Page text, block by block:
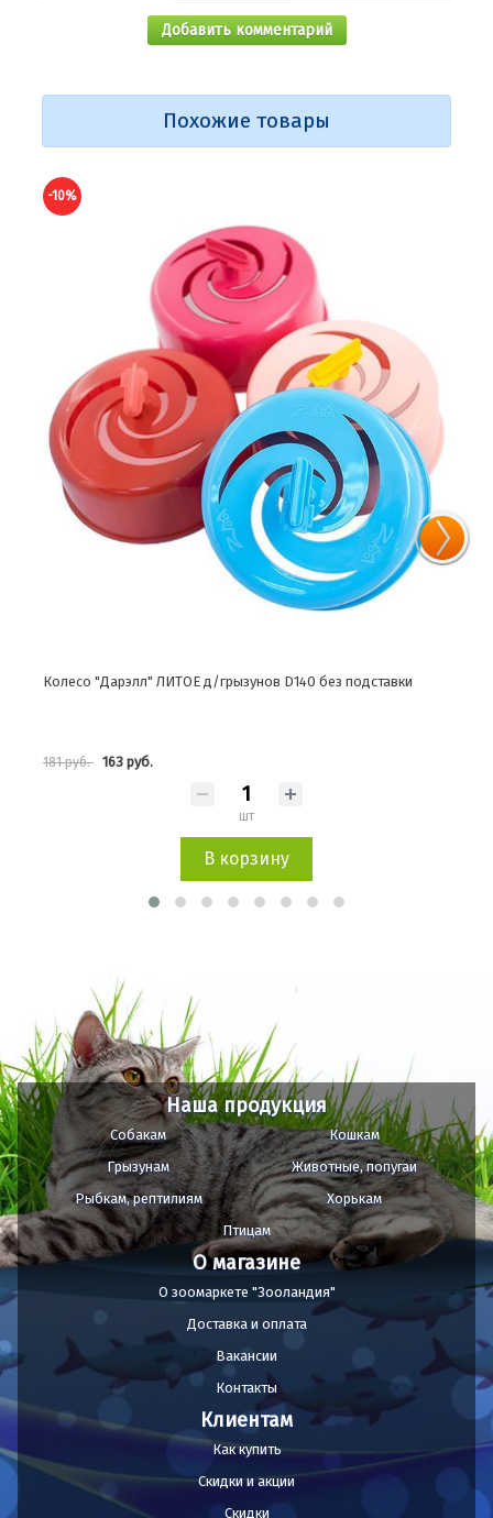
Добавить комментарий
Похожие товары
-10%
Колесо "Дарэлл" ЛИТОЕ д/грызунов D140 без подставки
181 руб. 163 руб.
шт
В корзину
Наша продукция
Собакам
Кошкам
Грызунам
Животные, попугаи
Рыбкам, рептилиям
Хорькам
Птицам
О магазине
О зоомаркете "Зооландия"
Доставка и оплата
Вакансии
Контакты
Клиентам
Как купить
Скидки и акции
Скидки